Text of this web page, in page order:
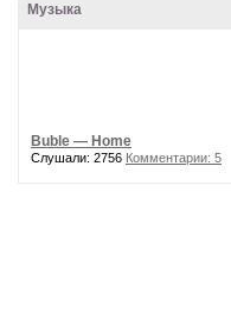
Музыка
Buble — Home
Слушали: 2756 Комментарии: 5